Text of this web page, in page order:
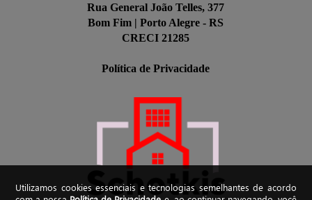
Utilizamos cookies essenciais e tecnologias semelhantes de acordo
Rua General João Telles, 377
Bom Fim | Porto Alegre - RS
CRECI 21285
Política de Privacidade